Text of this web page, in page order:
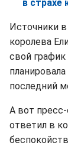
в страхе
Источники
королева
свой
последний
А вот
ответил в